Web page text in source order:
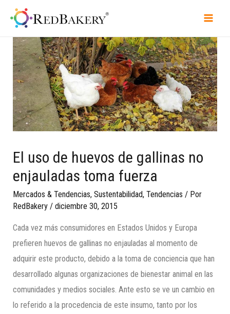
El uso de huevos de gallinas no
enjauladas toma fuerza
Mercados & Tendencias,Sustentabilidad,Tendencias / Por
RedBakery /diciembre 30, 2015
Cada vez más consumidores en Estados Unidos y Europa
prefieren huevos de gallinas no enjauladas al momento de
adquirir este producto, debido a la toma de conciencia que han
desarrollado algunas organizaciones de bienestar animal en las
comunidades y medios sociales. Ante esto se ve un cambio en
lo referido a la procedencia de este insumo, tanto por los